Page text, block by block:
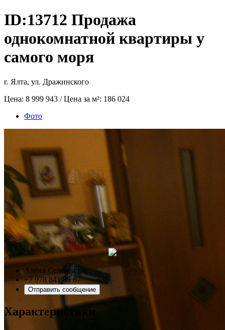
ID:13712 Продажа
однокомнатной квартиры у
самого моря
г. Ялта, ул. Дражинского
Цена: 8 999 943 / Цена за м²: 186 024
Фото
Алёна Селенист
+7 978 841 88 87
Отправить сообщение
Характеристики